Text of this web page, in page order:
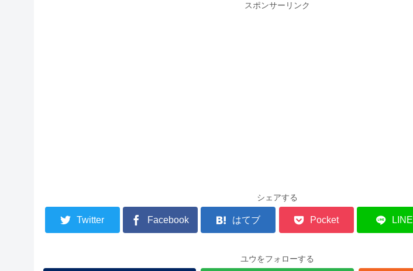
スポンサーリンク
シェアする
Twitter Facebook はてブ Pocket LINE
ユウをフォローする